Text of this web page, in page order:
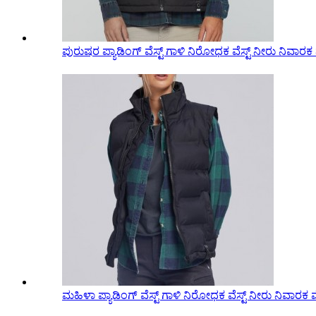
ಪುರುಷರ ಪ್ಯಾಡಿಂಗ್ ವೆಸ್ಟ್ ಗಾಳಿ ನಿರೋಧಕ ವೆಸ್ಟ್ ನೀರು ನಿವಾರಕ
ಮಹಿಳಾ ಪ್ಯಾಡಿಂಗ್ ವೆಸ್ಟ್ ಗಾಳಿ ನಿರೋಧಕ ವೆಸ್ಟ್ ನೀರು ನಿವಾರಕ